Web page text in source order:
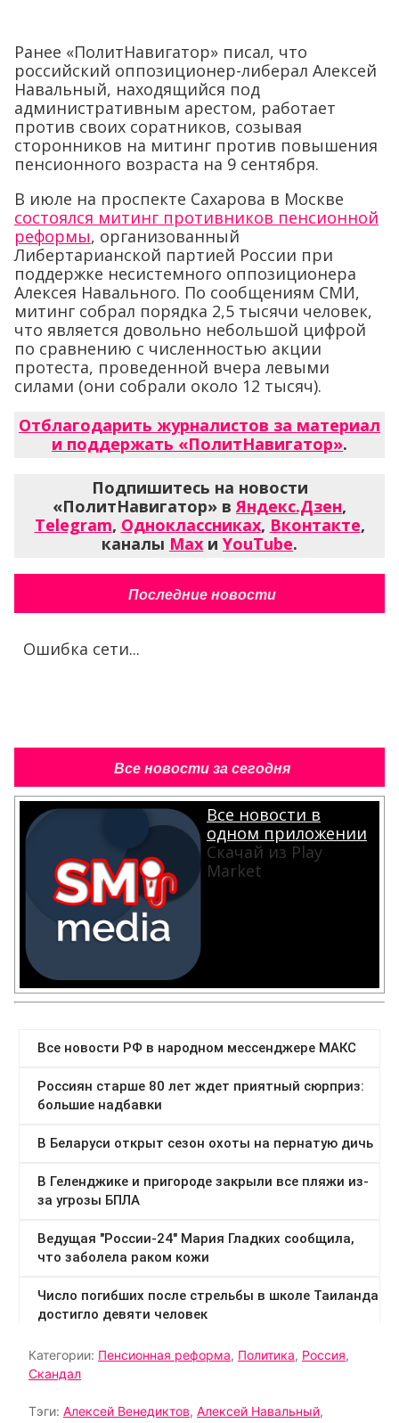
Ранее «ПолитНавигатор» писал, что
российский оппозиционер-либерал Алексей
Навальный, находящийся под
административным арестом, работает
против своих соратников, созывая
сторонников на митинг против повышения
пенсионного возраста на 9 сентября.
В июле на проспекте Сахарова в Москве
состоялся митинг противников пенсионной
реформы, организованный
Либертарианской партией России при
поддержке несистемного оппозиционера
Алексея Навального. По сообщениям СМИ,
митинг собрал порядка 2,5 тысячи человек,
что является довольно небольшой цифрой
по сравнению с численностью акции
протеста, проведенной вчера левыми
силами (они собрали около 12 тысяч).
Отблагодарить журналистов за материал
и поддержать «ПолитНавигатор».
Подпишитесь на новости
«ПолитНавигатор» вЯндекс.Дзен,
Telegram, Одноклассниках, Вконтакте,
каналы Max и YouTube.
Последние новости
Ошибка сети...
Все новости за сегодня
Все новости в
одном приложении
Скачай из Play
Market
Категории: Пенсионная реформа, Политика, Россия,
Скандал
Тэги: Алексей Венедиктов, Алексей Навальный,